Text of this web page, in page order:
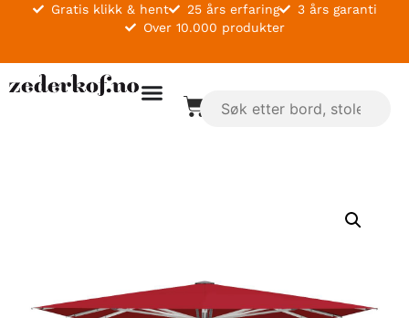
Gratis klikk & hent 25 års erfaring
3 års garanti
Over 10.000 produkter